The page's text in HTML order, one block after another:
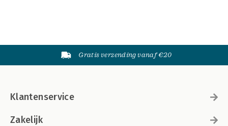
Gratis verzending vanaf €20
Klantenservice
Zakelijk